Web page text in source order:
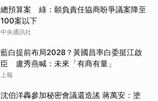
總預算案 綠：願負責任協商盼爭議案降至
100案以下
中央通訊社
藍白提前布局2028？黃國昌率白委挺江啟
臣 盧秀燕喊：未來「有商有量」
上報
沈伯洋轟參加秘密會議還造謠 蔣萬安：塗